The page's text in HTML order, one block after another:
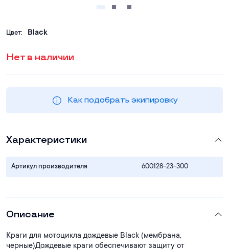
Цвет: Black
Нет в наличии
Как подобрать экипировку
Характеристики
Артикул производителя 600128-23-300
Описание
Краги для мотоцикла дождевые Black (мембрана,
черные)Дождевые краги обеспечивают защиту от